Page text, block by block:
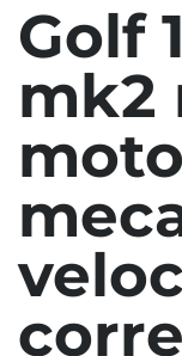
Golf
mk2